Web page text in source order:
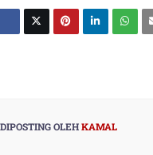
DIPOSTING OLEHKAMAL